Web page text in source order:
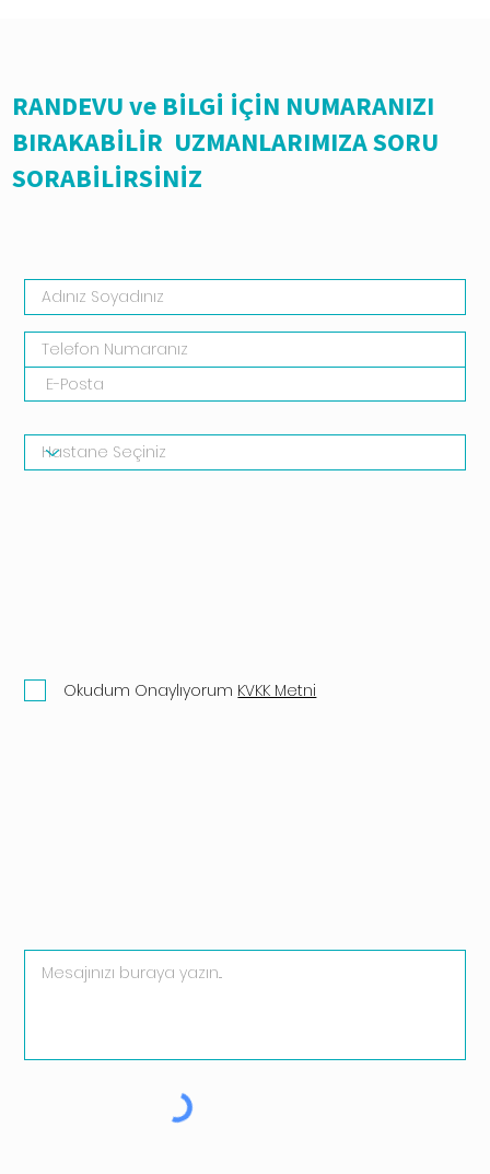
RANDEVU ve BİLGİ İÇİN NUMARANIZI
BIRAKABİLİR UZMANLARIMIZA SORU
SORABİLİRSİNİZ
Okudum Onaylıyorum KVKK Metni